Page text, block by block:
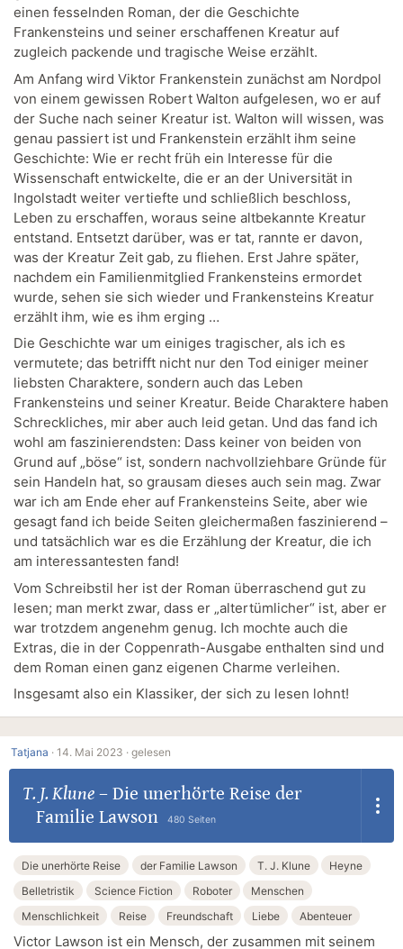
einen fesselnden Roman, der die Geschichte
Frankensteins und seiner erschaffenen Kreatur auf
zugleich packende und tragische Weise erzählt.
Am Anfang wird Viktor Frankenstein zunächst am Nordpol
von einem gewissen Robert Walton aufgelesen, wo er auf
der Suche nach seiner Kreatur ist. Walton will wissen, was
genau passiert ist und Frankenstein erzählt ihm seine
Geschichte: Wie er recht früh ein Interesse für die
Wissenschaft entwickelte, die er an der Universität in
Ingolstadt weiter vertiefte und schließlich beschloss,
Leben zu erschaffen, woraus seine altbekannte Kreatur
entstand. Entsetzt darüber, was er tat, rannte er davon,
was der Kreatur Zeit gab, zu fliehen. Erst Jahre später,
nachdem ein Familienmitglied Frankensteins ermordet
wurde, sehen sie sich wieder und Frankensteins Kreatur
erzählt ihm, wie es ihm erging …
Die Geschichte war um einiges tragischer, als ich es
vermutete; das betrifft nicht nur den Tod einiger meiner
liebsten Charaktere, sondern auch das Leben
Frankensteins und seiner Kreatur. Beide Charaktere haben
Schreckliches, mir aber auch leid getan. Und das fand ich
wohl am faszinierendsten: Dass keiner von beiden von
Grund auf „böse“ ist, sondern nachvollziehbare Gründe für
sein Handeln hat, so grausam dieses auch sein mag. Zwar
war ich am Ende eher auf Frankensteins Seite, aber wie
gesagt fand ich beide Seiten gleichermaßen faszinierend –
und tatsächlich war es die Erzählung der Kreatur, die ich
am interessantesten fand!
Vom Schreibstil her ist der Roman überraschend gut zu
lesen; man merkt zwar, dass er „altertümlicher“ ist, aber er
war trotzdem angenehm genug. Ich mochte auch die
Extras, die in der Coppenrath-Ausgabe enthalten sind und
dem Roman einen ganz eigenen Charme verleihen.
Insgesamt also ein Klassiker, der sich zu lesen lohnt!
Tatjana · 14. Mai 2023 · gelesen
T. J. Klune– Die unerhörte Reise der
Familie Lawson
480 Seiten
Die unerhörte Reise der Familie Lawson T. J. Klune
Heyne
Belletristik
Science Fiction Roboter
Menschen
Menschlichkeit
Reise Freundschaft Liebe Abenteuer
Victor Lawson ist ein Mensch, der zusammen mit seinem